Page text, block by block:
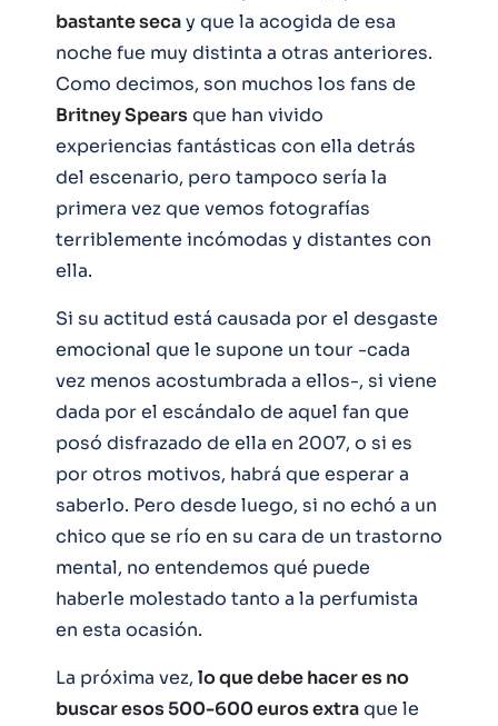
bastante secay que la acogida de esa
noche fue muy distinta a otras anteriores.
Como decimos, son muchos los fans de
Britney Spearsque han vivido
experiencias fantásticas con ella detrás
del escenario, pero tampoco sería la
primera vez que vemos fotografías
terriblemente incómodas y distantes con
ella.
Si su actitud está causada por el desgaste
emocional que le supone un tour -cada
vez menos acostumbrada a ellos-, si viene
dada por el escándalo de aquel fan que
posó disfrazado de ella en 2007, o si es
por otros motivos, habrá que esperar a
saberlo. Pero desde luego, si no echó a un
chico que se río en su cara de un trastorno
mental, no entendemos qué puede
haberle molestado tanto a la perfumista
en esta ocasión.
La próxima vez, lo que debe hacer es no
buscar esos 500-600 euros extraque le